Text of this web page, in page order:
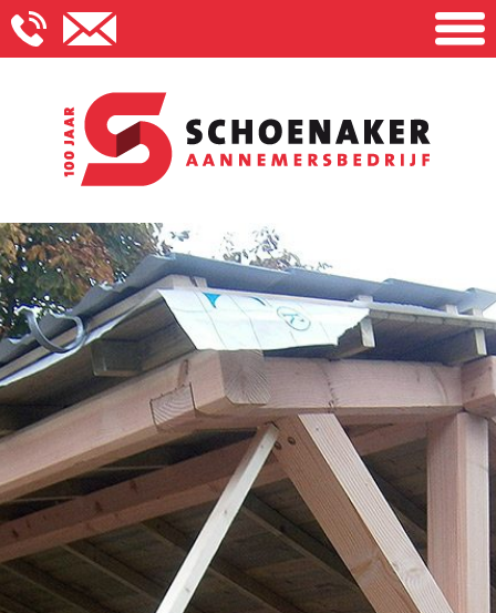
Aannemersbedrijf Schoenaker
Onderhoud en renovatie
Fijn timmerwerk
Projecten
Historie
Contact